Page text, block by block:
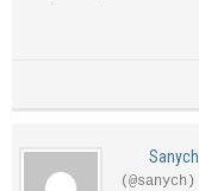
Sanych
(@sanych)